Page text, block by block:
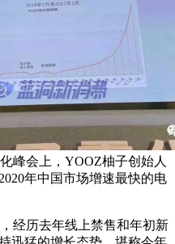
峰会上，YOOZ柚子创始人
年中国市场增速最快的电
经历去年线上禁售和年初新